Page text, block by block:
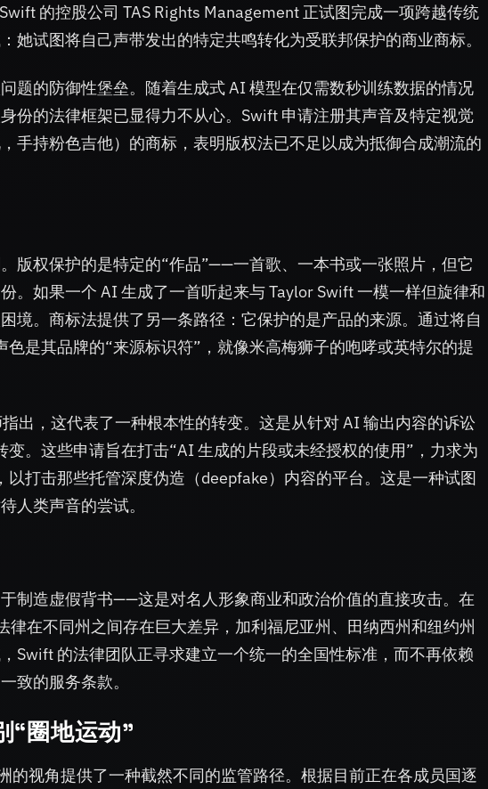
的控股公司 TAS Rights Management 正试图完成一项跨越传统
她试图将自己声带发出的特定共鸣转化为受联邦保护的商业商标。
题的防御性堡垒。随着生成式 AI 模型在仅需数秒训练数据的情况
份的法律框架已显得力不从心。Swift 申请注册其声音及特定视觉
手持粉色吉他）的商标，表明版权法已不足以成为抵御合成潮流的
版权保护的是特定的“作品”——一首歌、一本书或一张照片，但它
。如果一个 AI 生成了一首听起来与 Taylor Swift 一模一样但旋律和
境。商标法提供了另一条路径：它保护的是产品的来源。通过将自
是其品牌的“来源标识符”，就像米高梅狮子的咆哮或英特尔的提
出，这代表了一种根本性的转变。这是从针对 AI 输出内容的诉讼
。这些申请旨在打击“AI 生成的片段或未经授权的使用”，力求为
打击那些托管深度伪造（deepfake）内容的平台。这是一种试图
人类声音的尝试。
制造虚假背书——这是对名人形象商业和政治价值的直接攻击。在
在不同州之间存在巨大差异，加利福尼亚州、田纳西州和纽约州
Swift 的法律团队正寻求建立一个统一的全国性标准，而不再依赖
致的服务条款。
“圈地运动”
的视角提供了一种截然不同的监管路径。根据目前正在各成员国逐